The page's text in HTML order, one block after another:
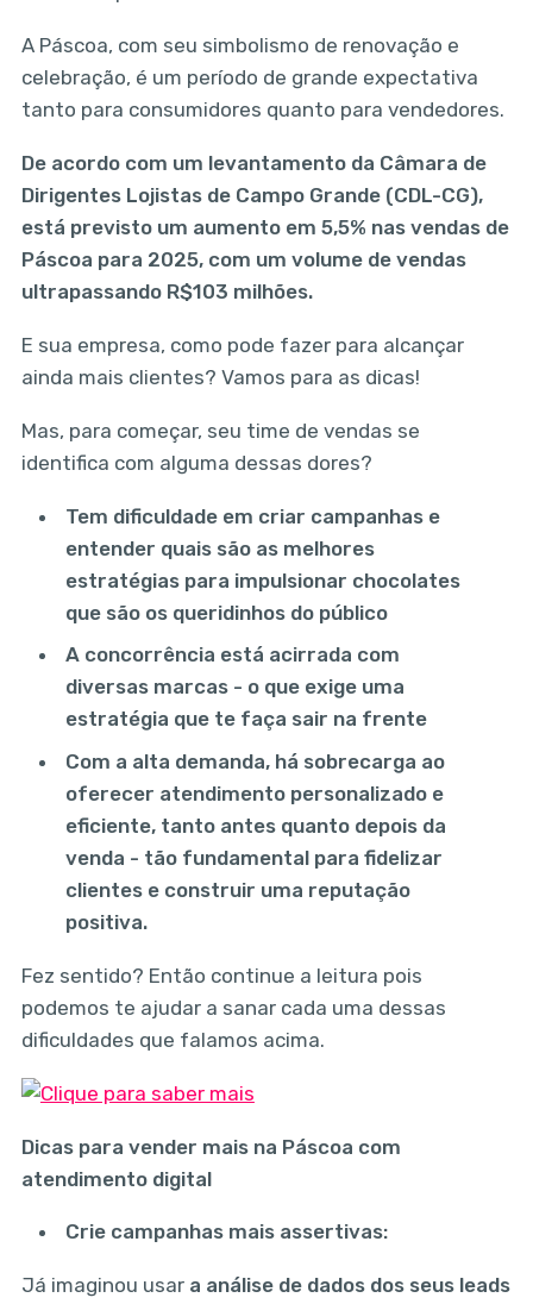
A Páscoa, com seu simbolismo de renovação e
celebração, é um período de grande expectativa
tanto para consumidores quanto para vendedores.
De acordo com um levantamento da Câmara de
Dirigentes Lojistas de Campo Grande (CDL-CG),
está previsto um aumento em 5,5% nas vendas de
Páscoa para 2025, com um volume de vendas
ultrapassando R$103 milhões.
E sua empresa, como pode fazer para alcançar
ainda mais clientes? Vamos para as dicas!
Mas, para começar, seu time de vendas se
identifica com alguma dessas dores?
Tem dificuldade em criar campanhas e
entender quais são as melhores
estratégias para impulsionar chocolates
que são os queridinhos do público
A concorrência está acirrada com
diversas marcas - o que exige uma
estratégia que te faça sair na frente
Com a alta demanda, há sobrecarga ao
oferecer atendimento personalizado e
eficiente, tanto antes quanto depois da
venda - tão fundamental para fidelizar
clientes e construir uma reputação
positiva.
Fez sentido? Então continue a leitura pois
podemos te ajudar a sanar cada uma dessas
dificuldades que falamos acima.
Dicas para vender mais na Páscoa com
atendimento digital
Crie campanhas mais assertivas:
Já imaginou usar a análise de dados dos seus leads